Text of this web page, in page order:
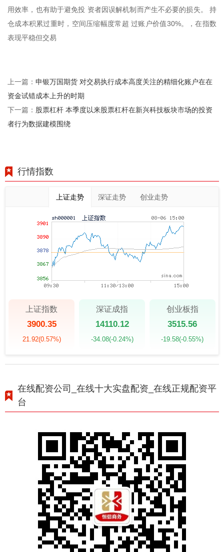
用效率，也有助于避免投 资者因误解机制而产生不必要的损失。 持
仓成本积累过重时，空间压缩幅度常超 过账户价值30%。，在指数
表现平稳但交易
上一篇： 申银万国期货 对交易执行成本高度关注的精细化账户在在
资金试错成本上升的时期
下一篇： 股票杠杆 本季度以来股票杠杆在新兴科技板块市场的投资
者行为数据建模围绕
行情指数
上证走势 深证走势 创业走势
上证指数
3900.35
21.92(0.57%)
深证成指
14110.12
-34.08(-0.24%)
创业板指
3515.56
-19.58(-0.55%)
在线配资公司_在线十大实盘配资_在线正规配资平
台